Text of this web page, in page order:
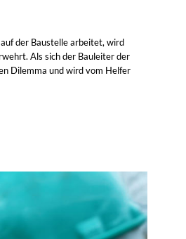
der Baustelle arbeitet, wird
Als sich der Bauleiter der
Dilemma und wird vom Helfer